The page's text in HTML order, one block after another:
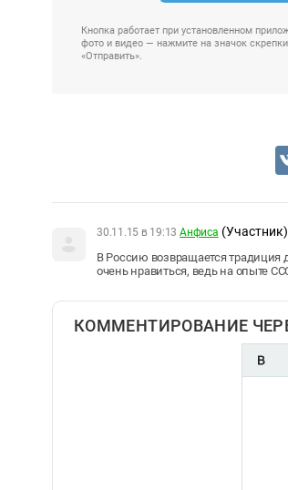
Кнопка работает при установленном
фото и видео — нажмите на значок
«Отправить».
30.11.15 в 19:13 Анфиса (Участник)
В Россию возвращается традиция
очень нравиться, ведь на опыте
КОММЕНТИРОВАНИЕ